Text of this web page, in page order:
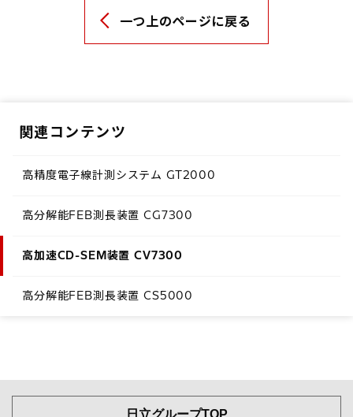
一つ上のページに戻る
関連コンテンツ
高精度電子線計測システム GT2000
高分解能FEB測長装置 CG7300
高加速CD-SEM装置 CV7300
高分解能FEB測長装置 CS5000
日立グループTOP